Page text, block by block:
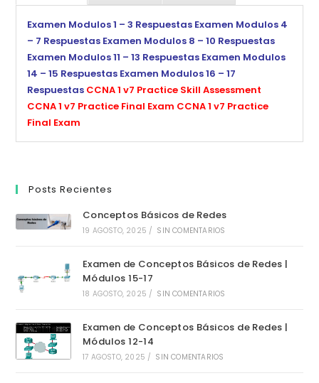
Examen Modulos 1 – 3 Respuestas Examen Modulos 4
– 7 Respuestas Examen Modulos 8 – 10 Respuestas
Examen Modulos 11 – 13 Respuestas Examen Modulos
14 – 15 Respuestas Examen Modulos 16 – 17
Respuestas CCNA 1 v7 Practice Skill Assessment
CCNA 1 v7 Practice Final Exam CCNA 1 v7 Practice
Final Exam
Posts Recientes
Conceptos Básicos de Redes
19 AGOSTO, 2025 / SIN COMENTARIOS
Examen de Conceptos Básicos de Redes |
Módulos 15-17
18 AGOSTO, 2025 / SIN COMENTARIOS
Examen de Conceptos Básicos de Redes |
Módulos 12-14
17 AGOSTO, 2025 / SIN COMENTARIOS